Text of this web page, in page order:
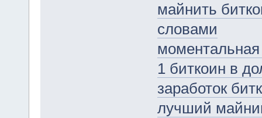
майнить
словами
1 биткоин в
заработок
лучший